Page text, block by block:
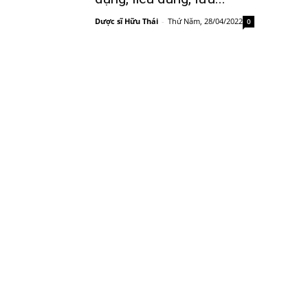
Dược sĩ Hữu Thái - Thứ Năm, 28/04/2022 0